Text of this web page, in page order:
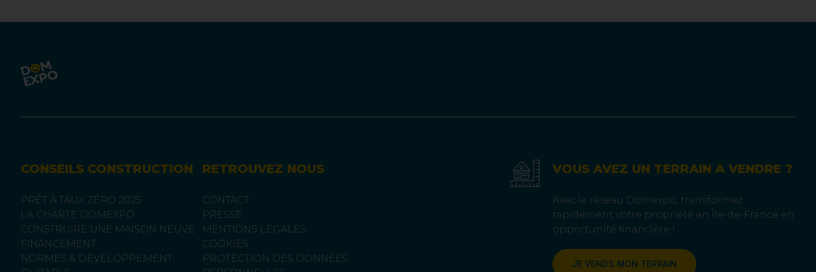
CONSEILS CONSTRUCTION
PRÊT À TAUX ZÉRO 2025
LA CHARTE DOMEXPO
CONSTRUIRE UNE MAISON NEUVE
FINANCEMENT
NORMES & DÉVELOPPEMENT
RETROUVEZ NOUS
CONTACT
PRESSE
MENTIONS LÉGALES
COOKIES
PROTECTION DES DONNÉES
VOUS AVEZ UN TERRAIN A VENDRE ?
Avec le réseau Domexpo, transformez
rapidement votre propriété en Île-de-France en
opportunité financière !
JE VENDS MON TERRAIN